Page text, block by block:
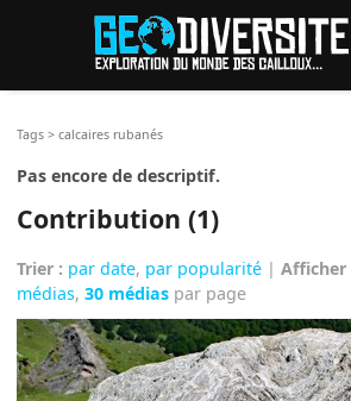
Tags >calcaires rubanés
Pas encore de descriptif.
Contribution (1)
Trier : par date, par popularité |Afficher
médias,30 médias par page